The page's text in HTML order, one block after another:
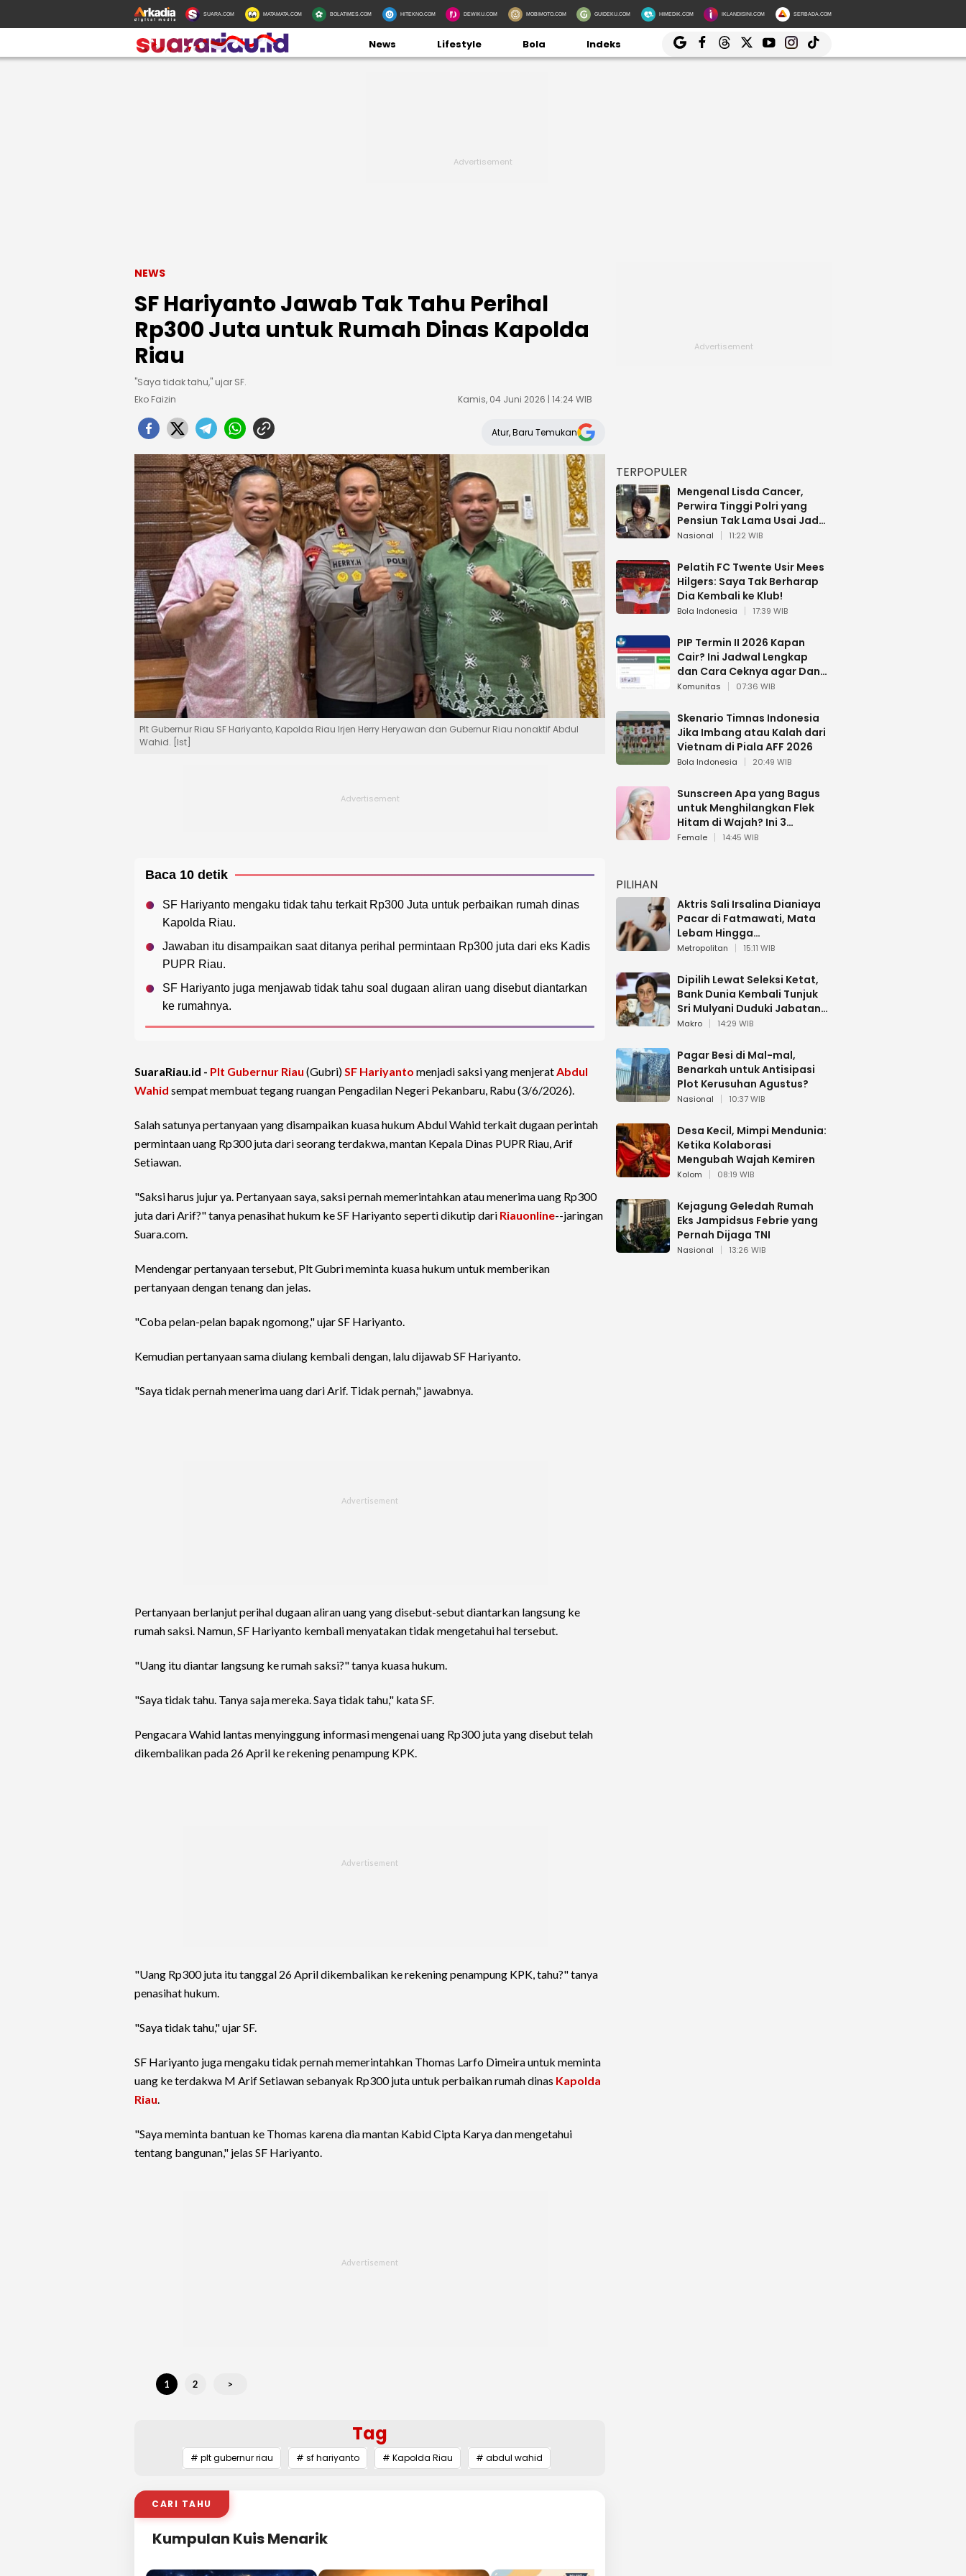
SUARA.COM MATAMATA.COM BOLATIMES.COM HITEKNO.COM DEWIKU.COM MOBIMOTO.COM GUIDEKU.COM HIMEDIK.COM IKLANDISINI.COM SERBADA.COM
News Lifestyle Bola Indeks
NEWS
SF Hariyanto Jawab Tak Tahu Perihal
Rp300 Juta untuk Rumah Dinas Kapolda
Riau
"Saya tidak tahu," ujar SF.
Eko Faizin
Kamis, 04 Juni 2026 | 14:24 WIB
Atur, Baru Temukan
Plt Gubernur Riau SF Hariyanto, Kapolda Riau Irjen Herry Heryawan dan Gubernur Riau nonaktif Abdul
Wahid. [Ist]
Baca 10 detik
SF Hariyanto mengaku tidak tahu terkait Rp300 Juta untuk perbaikan rumah dinas
Kapolda Riau.
Jawaban itu disampaikan saat ditanya perihal permintaan Rp300 juta dari eks Kadis
PUPR Riau.
SF Hariyanto juga menjawab tidak tahu soal dugaan aliran uang disebut diantarkan
ke rumahnya.
SuaraRiau.id - Plt Gubernur Riau (Gubri)SF Hariyanto menjadi saksi yang menjeratAbdul
Wahid sempat membuat tegang ruangan Pengadilan Negeri Pekanbaru, Rabu (3/6/2026).
Salah satunya pertanyaan yang disampaikan kuasa hukum Abdul Wahid terkait dugaan perintah
permintaan uang Rp300 juta dari seorang terdakwa, mantan Kepala Dinas PUPR Riau, Arif
Setiawan.
"Saksi harus jujur ya. Pertanyaan saya, saksi pernah memerintahkan atau menerima uang Rp300
juta dari Arif?" tanya penasihat hukum ke SF Hariyanto seperti dikutip dari Riauonline--jaringan
Suara.com.
Mendengar pertanyaan tersebut, Plt Gubri meminta kuasa hukum untuk memberikan
pertanyaan dengan tenang dan jelas.
"Coba pelan-pelan bapak ngomong," ujar SF Hariyanto.
Kemudian pertanyaan sama diulang kembali dengan, lalu dijawab SF Hariyanto.
"Saya tidak pernah menerima uang dari Arif. Tidak pernah," jawabnya.
Pertanyaan berlanjut perihal dugaan aliran uang yang disebut-sebut diantarkan langsung ke
rumah saksi. Namun, SF Hariyanto kembali menyatakan tidak mengetahui hal tersebut.
"Uang itu diantar langsung ke rumah saksi?" tanya kuasa hukum.
"Saya tidak tahu. Tanya saja mereka. Saya tidak tahu," kata SF.
Pengacara Wahid lantas menyinggung informasi mengenai uang Rp300 juta yang disebut telah
dikembalikan pada 26 April ke rekening penampung KPK.
"Uang Rp300 juta itu tanggal 26 April dikembalikan ke rekening penampung KPK, tahu?" tanya
penasihat hukum.
"Saya tidak tahu," ujar SF.
SF Hariyanto juga mengaku tidak pernah memerintahkan Thomas Larfo Dimeira untuk meminta
uang ke terdakwa M Arif Setiawan sebanyak Rp300 juta untuk perbaikan rumah dinas Kapolda
Riau.
"Saya meminta bantuan ke Thomas karena dia mantan Kabid Cipta Karya dan mengetahui
tentang bangunan," jelas SF Hariyanto.
1 2 >
Tag
# plt gubernur riau # sf hariyanto # Kapolda Riau # abdul wahid
CARI TAHU
Kumpulan Kuis Menarik
TERPOPULER
Mengenal Lisda Cancer,
Perwira Tinggi Polri yang
Pensiun Tak Lama Usai Jadi
Brigjen
Nasional 11:22 WIB
Pelatih FC Twente Usir Mees
Hilgers: Saya Tak Berharap
Dia Kembali ke Klub!
Bola Indonesia 17:39 WIB
PIP Termin II 2026 Kapan
Cair? Ini Jadwal Lengkap
dan Cara Ceknya agar Dana
Tidak Hangus!
Komunitas 07:36 WIB
Skenario Timnas Indonesia
Jika Imbang atau Kalah dari
Vietnam di Piala AFF 2026
Bola Indonesia 20:49 WIB
Sunscreen Apa yang Bagus
untuk Menghilangkan Flek
Hitam di Wajah? Ini 3
Rekomendasi sesuai Review
Female 14:45 WIB
PILIHAN
Aktris Sali Irsalina Dianiaya
Pacar di Fatmawati, Mata
Lebam Hingga
Diselamatkan Polantas
Metropolitan 15:11 WIB
Dipilih Lewat Seleksi Ketat,
Bank Dunia Kembali Tunjuk
Sri Mulyani Duduki Jabatan
Strategis
Makro 14:29 WIB
Pagar Besi di Mal-mal,
Benarkah untuk Antisipasi
Plot Kerusuhan Agustus?
Nasional 10:37 WIB
Desa Kecil, Mimpi Mendunia:
Ketika Kolaborasi
Mengubah Wajah Kemiren
Kolom 08:19 WIB
Kejagung Geledah Rumah
Eks Jampidsus Febrie yang
Pernah Dijaga TNI
Nasional 13:26 WIB